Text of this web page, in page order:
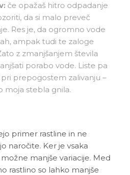
če opažaš hitro odpadanje
da si malo preveč
Res je, da ogromno vode
ampak tudi te zaloge
z zmanjšanjem števila
porabo vode. Liste pa
prepogostem zalivanju –
stebla gnila.
primer rastline in ne
naročite. Ker je vsaka
manjše variacije. Med
rastlino so lahko manjše